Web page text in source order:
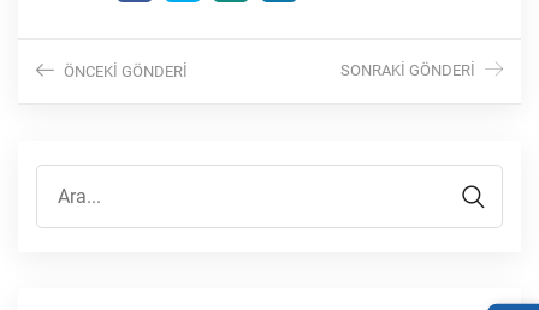
ÖNCEKI GÖNDERI SONRAKI GÖNDERI